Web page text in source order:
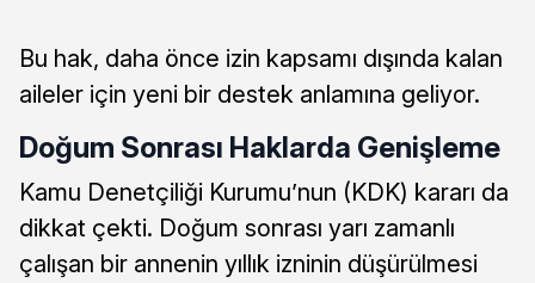
Bu hak, daha önce izin kapsamı dışında kalan
aileler için yeni bir destek anlamına geliyor.
Doğum Sonrası Haklarda Genişleme
Kamu Denetçiliği Kurumu’nun (KDK) kararı da
dikkat çekti. Doğum sonrası yarı zamanlı
çalışan bir annenin yıllık izninin düşürülmesi